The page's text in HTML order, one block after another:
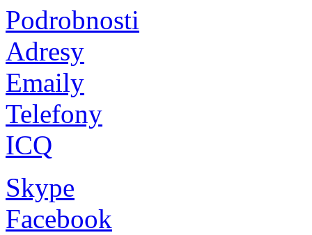
Podrobnosti
Adresy
Emaily
Telefony
ICQ
Skype
Facebook